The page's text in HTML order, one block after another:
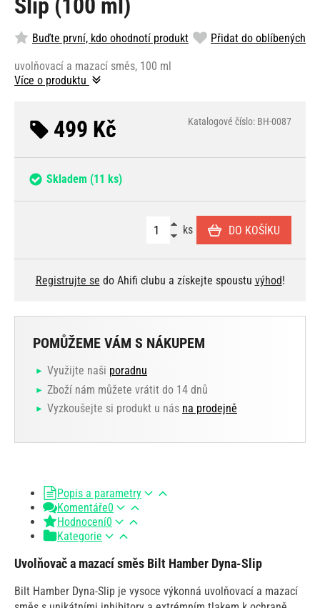
Slip (100 ml)
Buďte první, kdo ohodnotí produkt Přidat do oblíbených
uvolňovací a mazací směs, 100 ml
Více o produktu
499 Kč Katalogové číslo: BH-0087
Skladem (11 ks)
ks DO KOŠÍKU
Registrujte se do Ahifi clubu a získejte spoustu výhod!
POMŮŽEME VÁM S NÁKUPEM
Využijte naši poradnu
Zboží nám můžete vrátit do 14 dnů
Vyzkoušejte si produkt u nás na prodejně
Popis a parametry
Komentáře0
Hodnocení0
Kategorie
Uvolňovač a mazací směs Bilt Hamber Dyna-Slip
Bilt Hamber Dyna-Slip je vysoce výkonná uvolňovací a mazací